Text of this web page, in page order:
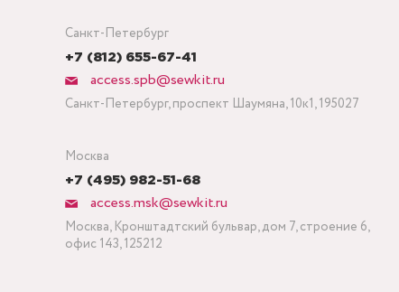
Санкт-Петербург
+7 (812) 655-67-41
access.spb@sewkit.ru
Санкт-Петербург, проспект Шаумяна, 10к1, 195027
Москва
+7 (495) 982-51-68
access.msk@sewkit.ru
Москва, Кронштадтский бульвар, дом 7, строение 6,
офис 143, 125212